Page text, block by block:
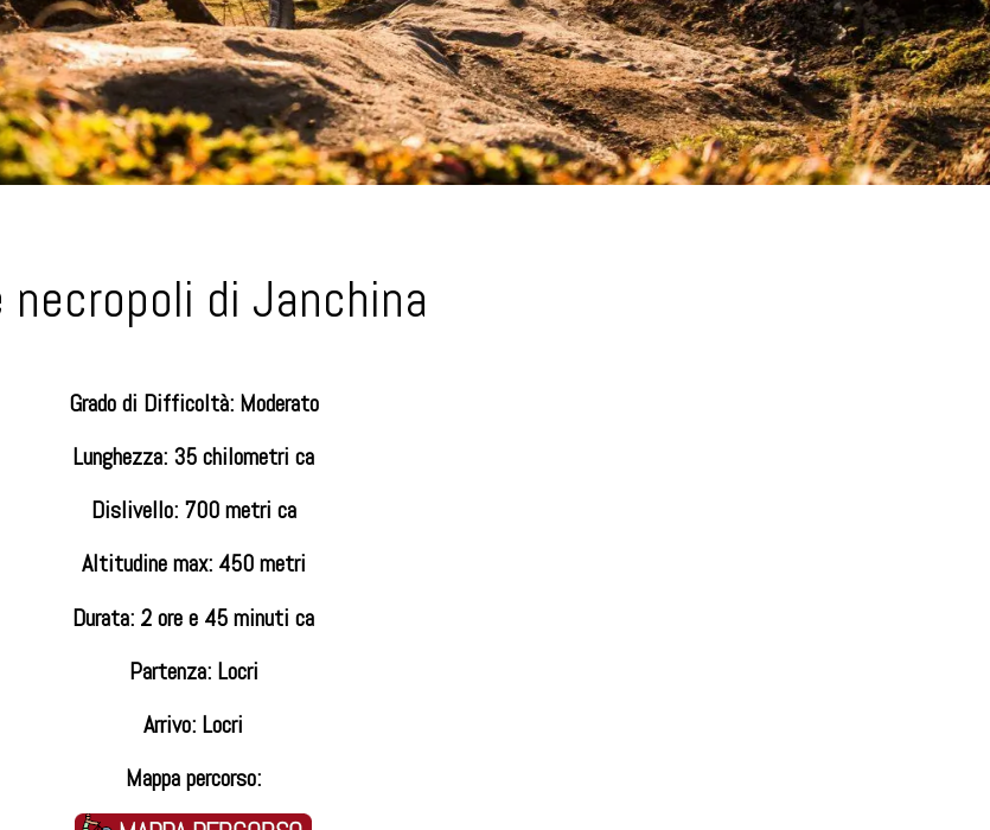
necropoli di Janchina
Grado di Difficoltà: Moderato
Lunghezza: 35 chilometri ca
Dislivello: 700 metri ca
Altitudine max: 450 metri
Durata: 2 ore e 45 minuti ca
Partenza: Locri
Arrivo: Locri
Mappa percorso: